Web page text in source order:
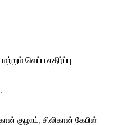
வெப்ப எதிர்ப்பு
குழாய், சிலிகான் கேபிள்